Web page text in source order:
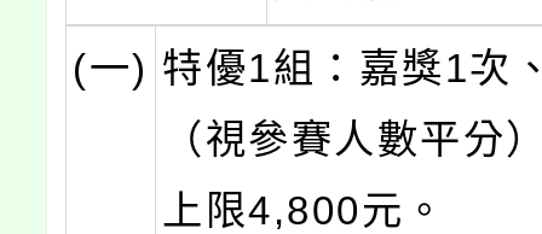
(一) 特優1組：嘉獎1次
（視參賽人數平分
上限4,800元。